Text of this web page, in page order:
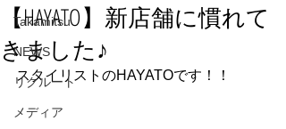
Takamitsu
NEWS
リクルート
メディア
【HAYATO】新店舗に慣れて
きました♪
スタイリストのHAYATOです！！